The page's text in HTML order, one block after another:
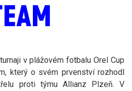
v plážovém fotbalu Orel Cup
který o svém prvenství rozhodl
proti týmu Allianz Plzeň. V